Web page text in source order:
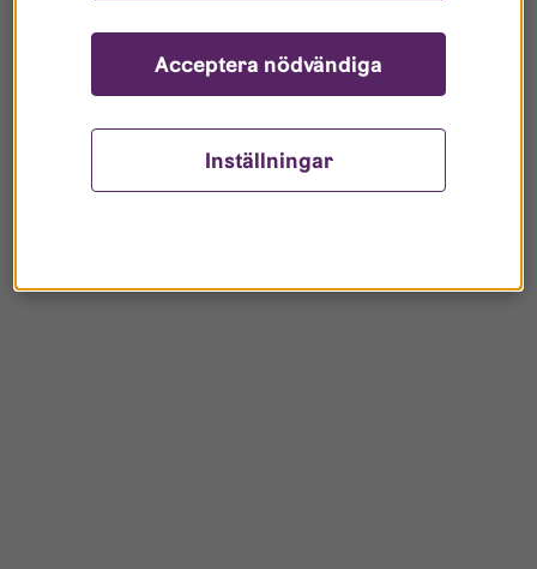
Inställningar
Acceptera nödvändiga